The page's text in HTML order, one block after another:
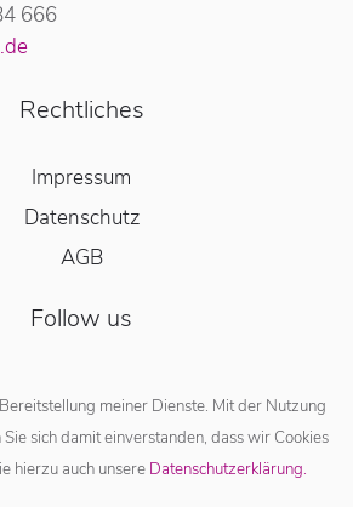
666
Rechtliches
Impressum
Datenschutz
AGB
Follow us
meiner Dienste. Mit der Nutzung
sich damit einverstanden, dass wir Cookies
hierzu auch unsere Datenschutzerklärung.